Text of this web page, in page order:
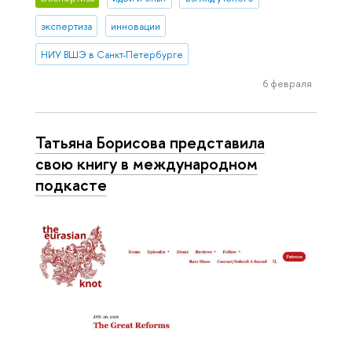
экспертиза инновации
НИУ ВШЭ в Санкт-Петербурге
6 февраля
Татьяна Борисова представила
свою книгу в международном
подкасте